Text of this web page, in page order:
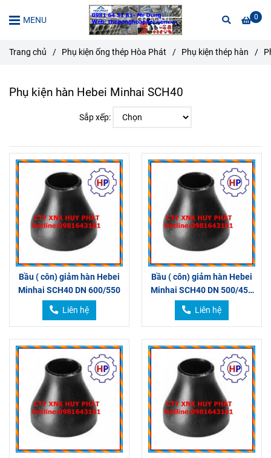
0
MENU
Trang chủ / Phụ kiện ống thép Hòa Phát / Phụ kiện thép hàn /
Phụ kiện hàn Hebei Minhai SCH40
Sắp xếp:
Bầu ( côn) giảm hàn Hebei
Minhai SCH40 DN 600/550
Liên hệ
Bầu ( côn) giảm hàn Hebei
Minhai SCH40 DN 500/450
500/400
Liên hệ